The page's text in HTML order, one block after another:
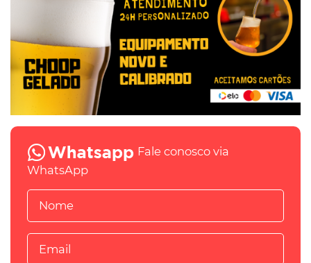
Fale conosco via
WhatsApp